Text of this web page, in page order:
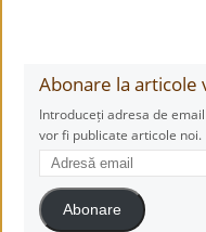
Abonare la articole
Introduceți adresa de
vor fi publicate articole noi.
Adresă
email
Abonare